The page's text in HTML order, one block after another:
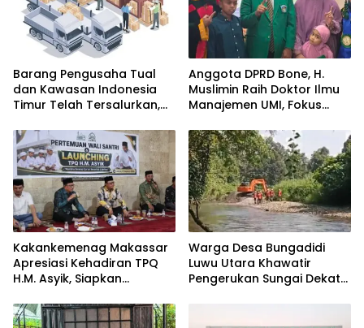
Barang Pengusaha Tual
dan Kawasan Indonesia
Timur Telah Tersalurkan,
Langkah Penyelesaian PT
Afid Logistik dan PT Tanto
Intim Line
Anggota DPRD Bone, H.
Muslimin Raih Doktor Ilmu
Manajemen UMI, Fokus
ASN
Kakankemenag Makassar
Apresiasi Kehadiran TPQ
H.M. Asyik, Siapkan
Cegah Anak Miskin
Spiritualitas
Warga Desa Bungadidi
Luwu Utara Khawatir
Pengerukan Sungai Dekat